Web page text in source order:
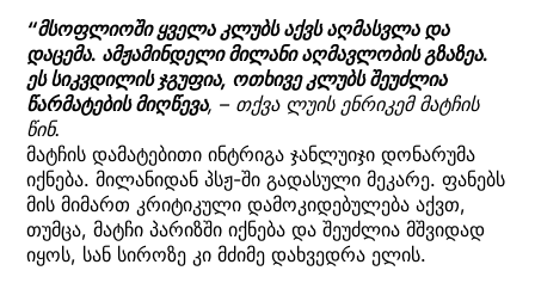
“მსოფლიოში ყველა კლუბს აქვს აღმასვლა და
დაცემა. ამჟამინდელი მილანი აღმავლობის გზაზეა.
ეს სიკვდილის ჯგუფია, ოთხივე კლუბს შეუძლია
წარმატების მიღწევა, – თქვა ლუის ენრიკემ მატჩის
წინ.
მატჩის დამატებითი ინტრიგა ჯანლუიჯი დონარუმა
იქნება. მილანიდან პსჟ-ში გადასული მეკარე. ფანებს
მის მიმართ კრიტიკული დამოკიდებულება აქვთ,
თუმცა, მატჩი პარიზში იქნება და შეუძლია მშვიდად
იყოს, სან სიროზე კი მძიმე დახვედრა ელის.